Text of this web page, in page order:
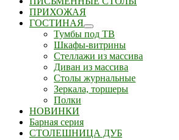
ПРИХОЖАЯ
ГОСТИНАЯ
Тумбы под ТВ
Шкафы-витрины
Стеллажи из массива
Диван из массива
Столы журнальные
Зеркала, торшеры
Полки
НОВИНКИ
Барная серия
СТОЛЕШНИЦА ДУБ